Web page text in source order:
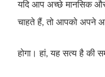
यदि आप अच्छे मानसिक और
चाहते हैं, तो आपको अपने
होगा। हां, यह सत्य है की